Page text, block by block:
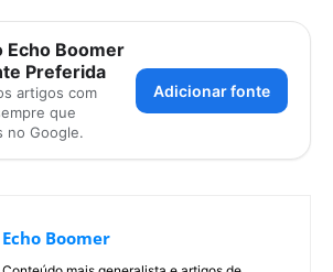
Echo Boomer
Preferida
artigos com
que
no Google.
Adicionar fonte
Echo Boomer